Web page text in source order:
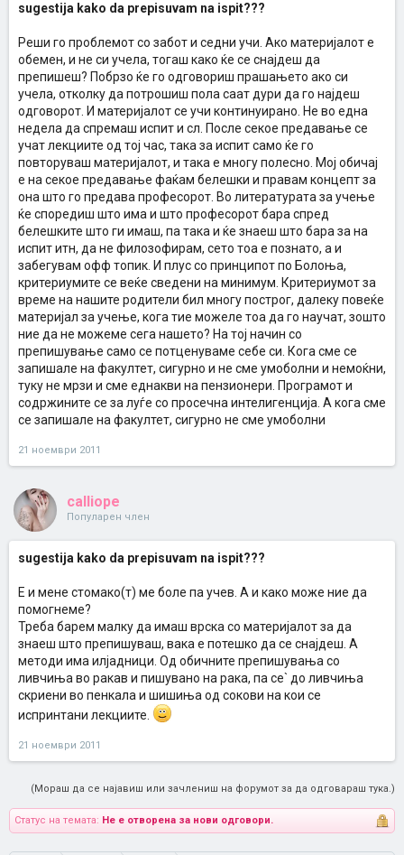
sugestija kako da prepisuvam na ispit???
Реши го проблемот со забот и седни учи. Ако материјалот е
обемен, и не си учела, тогаш како ќе се снајдеш да
препишеш? Побрзо ќе го одговориш прашањето ако си
учела, отколку да потрошиш пола саат дури да го најдеш
одговорот. И материјалот се учи континуирано. Не во една
недела да спремаш испит и сл. После секое предавање се
учат лекциите од тој час, така за испит само ќе го
повторуваш материјалот, и така е многу полесно. Мој обичај
е на секое предавање фаќам белешки и правам концепт за
она што го предава професорот. Во литературата за учење
ќе споредиш што има и што професорот бара спред
белешките што ги имаш, па така и ќе знаеш што бара за на
испит итн, да не филозофирам, сето тоа е познато, а и
забегувам офф топик. И плус со принципот по Болоња,
критериумите се веќе сведени на минимум. Критериумот за
време на нашите родители бил многу построг, далеку повеќе
материјал за учење, кога тие можеле тоа да го научат, зошто
ние да не можеме сега нашето? На тој начин со
препишување само се потценуваме себе си. Кога сме се
запишале на факултет, сигурно и не сме умоболни и немоќни,
туку не мрзи и сме еднакви на пензионери. Програмот и
содржините се за луѓе со просечна интелигенција. А кога сме
се запишале на факултет, сигурно не сме умоболни
21 ноември 2011
calliope
Популарен член
sugestija kako da prepisuvam na ispit???
Е и мене стомако(т) ме боле па учев. А и како може ние да
помогнеме?
Треба барем малку да имаш врска со материјалот за да
знаеш што препишуваш, вака е потешко да се снајдеш. А
методи има илјадници. Од обичните препишувања со
ливчиња во ракав и пишувано на рака, па се` до ливчиња
скриени во пенкала и шишиња од сокови на кои се
испринтани лекциите.
21 ноември 2011
(Мораш да се најавиш или зачлениш на форумот за да одговараш тука.)
Статус на темата: Не е отворена за нови одговори.